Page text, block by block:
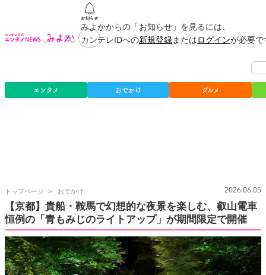
みよかからの「お知らせ」を見るには、
カンテレIDへの新規登録またはログインが必要
エンタメ おでかけ グルメ
トップページ
テ
レ
公
式
エ
ン
タ
おでかけ 2026.06.05
【京都】貴船・鞍馬で幻想的な夜景を楽しむ、叡山電車
恒例の「青もみじのライトアップ」が期間限定で開催